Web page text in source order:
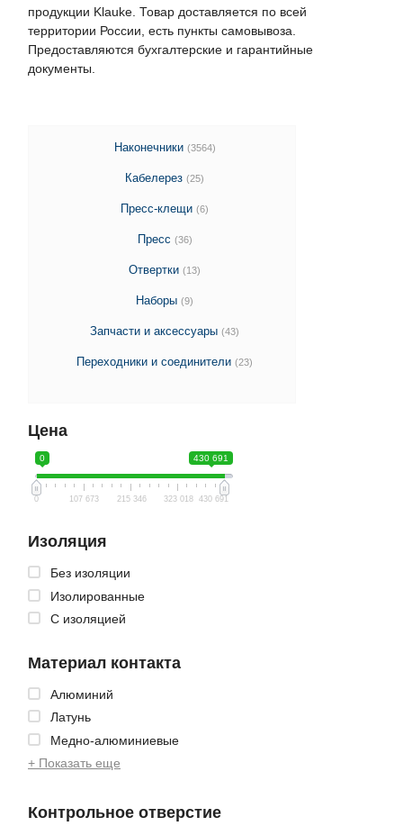
Наконечники (3564)
Кабелерез (25)
Пресс-клещи (6)
Пресс (36)
Отвертки (13)
Наборы (9)
Запчасти и аксессуары (43)
Переходники и соединители (23)
Цена
0 430 691
0 107 673 215 346 323 018 430 691
Изоляция
Без изоляции
Изолированные
С изоляцией
Материал контакта
Алюминий
Латунь
Медно-алюминиевые
+ Показать еще
Контрольное отверстие
продукции Klauke. Товар доставляется по всей
территории России, есть пункты самовывоза.
Предоставляются бухгалтерские и гарантийные
документы.